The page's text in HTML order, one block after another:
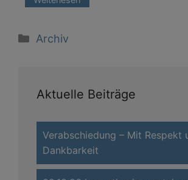
Kategorien
Archiv
Aktuelle Beiträge
Verabschiedung – Mit Respekt
Dankbarkeit